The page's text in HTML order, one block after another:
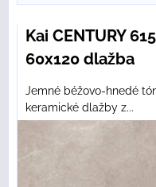
Kai CENTURY
60x120 dlažba
Jemné béžovo-hnedé
keramické dlažby z...